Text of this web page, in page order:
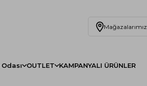
Mağazalarımız
OUTLET KAMPANYALI ÜRÜNLER